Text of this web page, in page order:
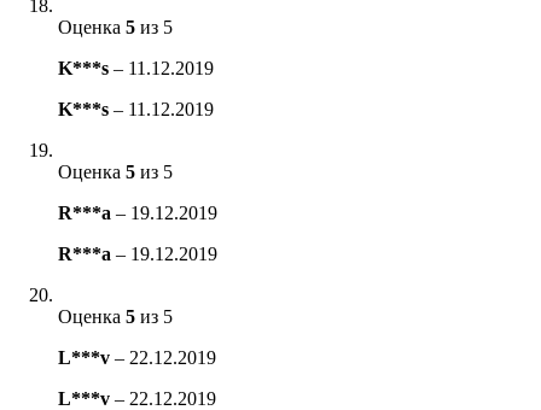
Оценка 5 из 5
K***s – 11.12.2019
K***s – 11.12.2019
Оценка 5 из 5
R***a – 19.12.2019
R***a – 19.12.2019
Оценка 5 из 5
L***v – 22.12.2019
L***v – 22.12.2019